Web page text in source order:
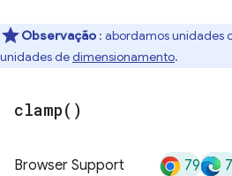
Observação : abordamos unidades
unidades dedimensionamento.
clamp( )
Browser Support 79